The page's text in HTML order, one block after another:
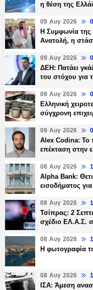
η θέση της
09 Αυγ 2026
Η Συμφωνία της
Ανατολή, η
09 Αυγ 2026
ΔΕΗ: Πατάει
του στόχου για
09 Αυγ 2026
Ελληνική
σύγχρονη
09 Αυγ 2026
Alex Codina: Το
επέκταση στην
08 Αυγ 2026
Alpha Bank:
εισοδήματος
08 Αυγ 2026
Τσίπρας: 2
σχέδιο ΕΛ.Α.Σ.
08 Αυγ 2026
Η φωτογραφία
08 Αυγ 2026
ΙΣΑ: Άμεση